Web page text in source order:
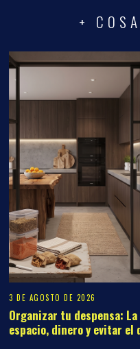
+
3 DE AGOSTO DE 2026
Organizar tu despensa:
espacio, dinero y evitar el